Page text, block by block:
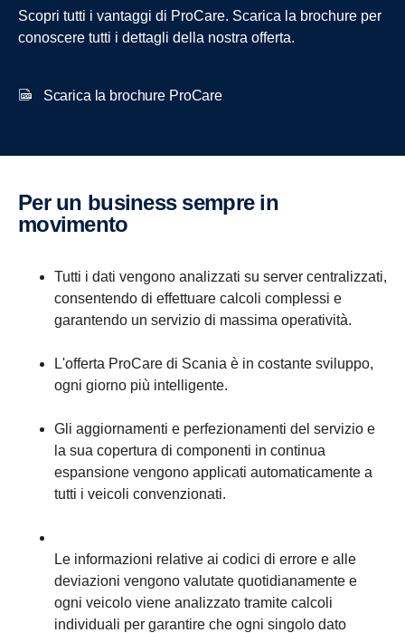
Scopri tutti i vantaggi di ProCare. Scarica la brochure per
conoscere tutti i dettagli della nostra offerta.
Scarica la brochure ProCare
Per un business sempre in
movimento
Tutti i dati vengono analizzati su server centralizzati,
consentendo di effettuare calcoli complessi e
garantendo un servizio di massima operatività.
L'offerta ProCare di Scania è in costante sviluppo,
ogni giorno più intelligente.
Gli aggiornamenti e perfezionamenti del servizio e
la sua copertura di componenti in continua
espansione vengono applicati automaticamente a
tutti i veicoli convenzionati.
Le informazioni relative ai codici di errore e alle
deviazioni vengono valutate quotidianamente e
ogni veicolo viene analizzato tramite calcoli
individuali per garantire che ogni singolo dato